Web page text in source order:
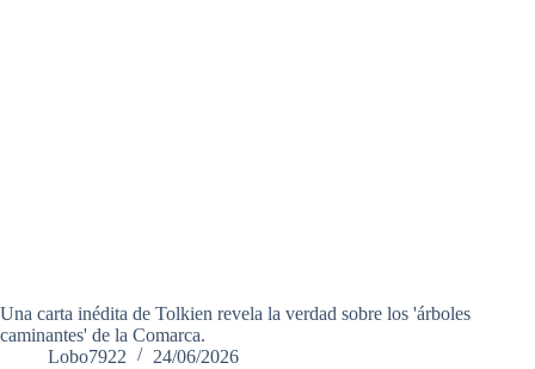
Una carta inédita de Tolkien revela la verdad sobre los 'árboles
caminantes' de la Comarca.
Lobo7922
24/06/2026